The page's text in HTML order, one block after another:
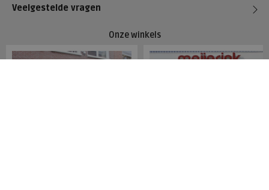
Veelgestelde vragen
Onze winkels